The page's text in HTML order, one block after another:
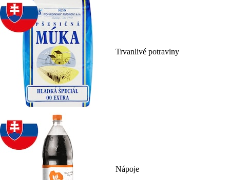
Trvanlivé potraviny
Nápoje